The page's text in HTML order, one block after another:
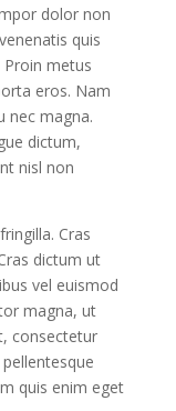
dolor non
quis
metus
eros. Nam
nec magna.
dictum,
nisl non
Cras
dictum ut
vel euismod
magna, ut
consectetur
quis enim eget